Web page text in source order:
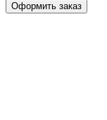
Оформить заказ